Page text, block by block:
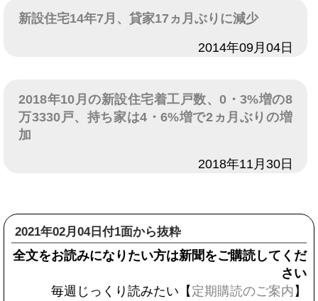
新設住宅14年7月、貸家17ヵ月ぶりに減少
2014年09月04日
2018年10月の新設住宅着工戸数、0・3%増の8
万3330戸、持ち家は4・6%増で2ヵ月ぶりの増
加
2018年11月30日
2021年02月04日付1面から抜粋
全文をお読みになりたい方は新聞をご購読してくだ
さい
毎週じっくり読みたい【 定期購読のご案内 】